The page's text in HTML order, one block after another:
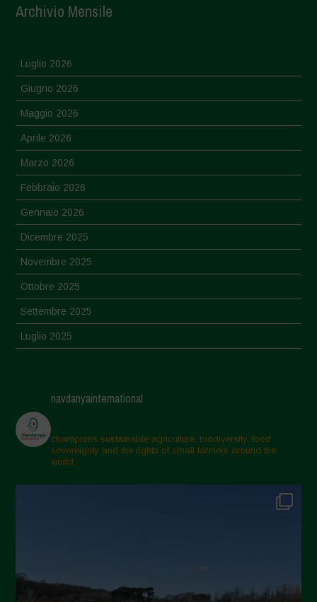
Archivio Mensile
Luglio 2026
Giugno 2026
Maggio 2026
Aprile 2026
Marzo 2026
Febbraio 2026
Gennaio 2026
Dicembre 2025
Novembre 2025
Ottobre 2025
Settembre 2025
Luglio 2025
Aprile 2025
Marzo 2025
Febbraio 2025
Gennaio 2025
Settembre 2024
navdanyainternational
champions sustainable agriculture, biodiversity, food
sovereignty and the rights of small farmers around the
world.